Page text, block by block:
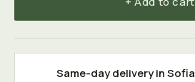
Same-day delivery inSofia